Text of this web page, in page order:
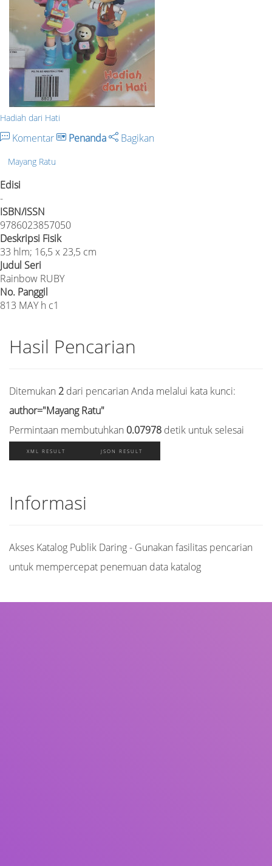
Hadiah dari Hati
Komentar Penanda Bagikan
Mayang Ratu
Edisi
-
ISBN/ISSN
9786023857050
Deskripsi Fisik
33 hlm; 16,5 x 23,5 cm
Judul Seri
Rainbow RUBY
No. Panggil
813 MAY h c1
Hasil Pencarian
Ditemukan 2 dari pencarian Anda melalui kata kunci:
author="Mayang Ratu"
Permintaan membutuhkan 0.07978 detik untuk selesai
XML RESULT JSON RESULT
Informasi
Akses Katalog Publik Daring - Gunakan fasilitas pencarian
untuk mempercepat penemuan data katalog